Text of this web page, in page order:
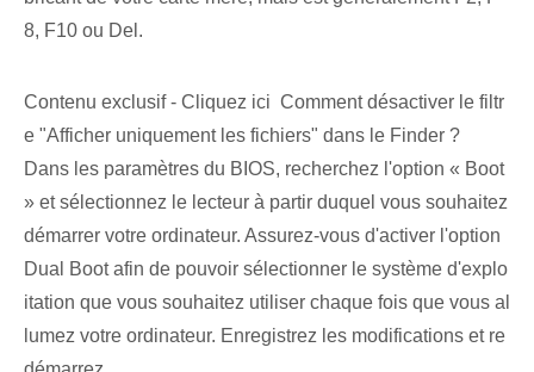
8, F10 ou Del.
Contenu exclusif - Cliquez ici Comment désactiver le filtr
e "Afficher uniquement les fichiers" dans le Finder ?
Dans les paramètres du BIOS, recherchez l'option « Boot
»⁤ et sélectionnez le lecteur à partir duquel vous souhaitez
démarrer votre ordinateur. Assurez-vous d'activer l'option
Dual Boot afin de pouvoir sélectionner le système d'explo
itation que vous souhaitez utiliser chaque fois que vous al
lumez votre ordinateur. Enregistrez les modifications et re